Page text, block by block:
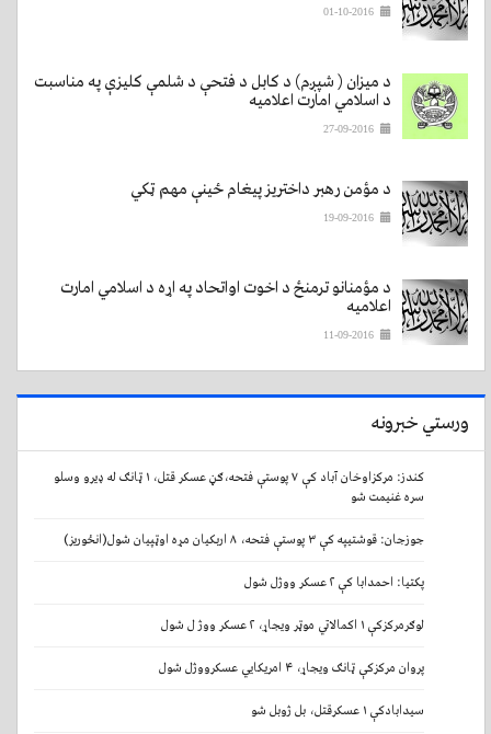
01-10-2016
د میزان ( شپږم) د کابل د فتحې د شلمې کلیزې په مناسبت
د اسلامي امارت اعلامیه
27-09-2016
د مؤمن رهبر داختریز پیغام ځینې مهم ټکي
19-09-2016
د مؤمنانو ترمنځ د اخوت اواتحاد په اړه د اسلامي امارت
اعلامیه
11-09-2016
ورستي خبرونه
کندز: مرکزاوخان آباد کې ۷ پوستې فتحه،ګڼ عسکر قتل، ۱ ټانګ له ډیرو وسلو
سره غنیمت شو
جوزجان: قوشتیپه کې ۳ پوستې فتحه، ۸ اربکیان مړه اوټپیان شول(انځوریز)
پکتیا: احمدابا کې ۲ عسکر ووژل شول
لوګرمرکزکې ۱ اکمالاتي موټر ویجاړ، ۲ عسکر ووژ ل شول
پروان مرکزکې ټانګ ویجاړ، ۴ امریکايي عسکرووژل شول
سیدابادکې ۱ عسکرقتل، بل ژوبل شو